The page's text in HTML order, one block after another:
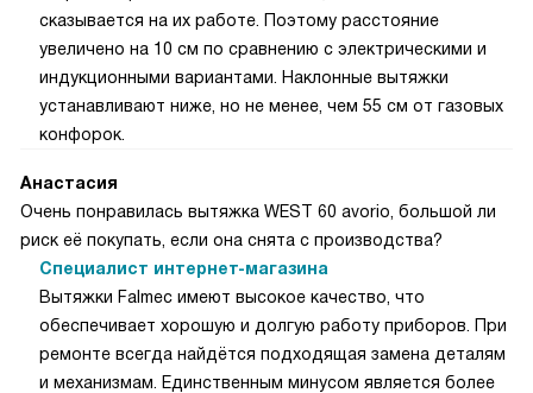
сказывается на их работе. Поэтому расстояние
увеличено на 10 см по сравнению с электрическими и
индукционными вариантами. Наклонные вытяжки
устанавливают ниже, но не менее, чем 55 см от газовых
конфорок.
Анастасия
Очень понравилась вытяжка WEST 60 avorio, большой ли
риск её покупать, если она снята с производства?
Специалист интернет-магазина
Вытяжки Falmec имеют высокое качество, что
обеспечивает хорошую и долгую работу приборов. При
ремонте всегда найдётся подходящая замена деталям
и механизмам. Единственным минусом является более